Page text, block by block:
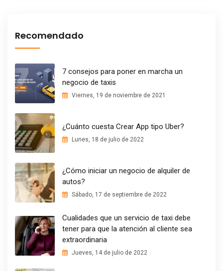
Recomendado
7 consejos para poner en marcha un
negocio de taxis
Viernes, 19 de noviembre de 2021
¿Cuánto cuesta Crear App tipo Uber?
Lunes, 18 de julio de 2022
¿Cómo iniciar un negocio de alquiler de
autos?
Sábado, 17 de septiembre de 2022
Cualidades que un servicio de taxi debe
tener para que la atención al cliente sea
extraordinaria
Jueves, 14 de julio de 2022